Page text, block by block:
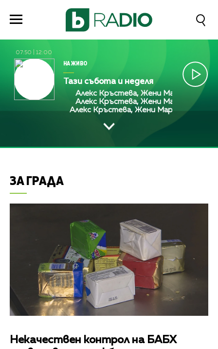
07:50 12:00
НА ЖИВО
Тази събота и неделя
Алекс Кръстева, Жени Марчева и Диана
Алекс Кръстева, Жени Марчева и Диана
Алекс Кръстева, Жени Марчева и Диана
ЗА ГРАДА
Некачествен контрол на БАБХ